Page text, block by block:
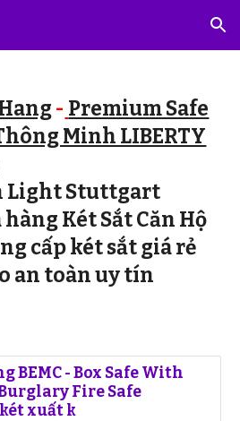
Skip to navigation
- Premium Safe
Minh LIBERTY
Light Stuttgart
Két Sắt Căn Hộ
cấp két sắt giá rẻ
an toàn uy tín
BEMC - Box Safe With
Fire Safe
xuất k